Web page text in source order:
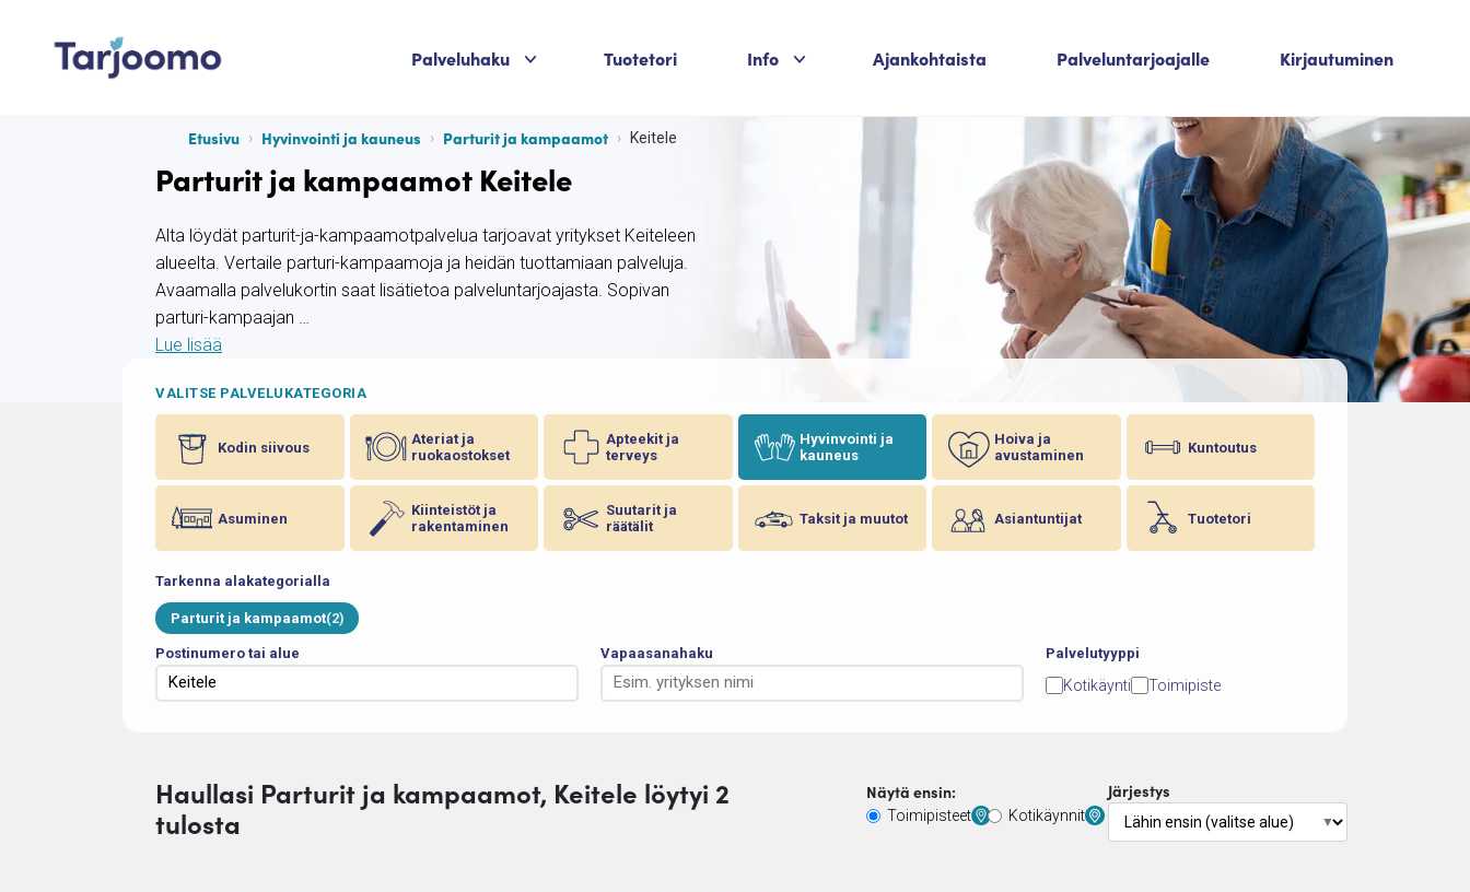
Palveluhaku Palvelukategoriat
Tuotetori Info Palvelukategoriat
Ajankohtaista Palveluntarjoajalle Kirjautuminen
Etusivu Hyvinvointi ja kauneus Parturit ja kampaamot Keitele
Parturit ja kampaamot Keitele
Alta löydät parturit-ja-kampaamotpalvelua tarjoavat yritykset Keiteleen
alueelta. Vertaile parturi-kampaamoja ja heidän tuottamiaan palveluja.
Avaamalla palvelukortin saat lisätietoa palveluntarjoajasta. Sopivan
parturi-kampaajan …
Lue lisää
VALITSE PALVELUKATEGORIA
Kodin siivous
Ateriat ja
ruokaostokset
Apteekit ja
terveys
Hyvinvointi ja
kauneus
Hoiva ja
avustaminen
Kuntoutus
Asuminen
Kiinteistöt ja
rakentaminen
Suutarit ja
räätälit
Taksit ja muutot Asiantuntijat Tuotetori
Tarkenna alakategorialla
Parturit ja kampaamot(2)
Postinumero tai alue Vapaasanahaku Palvelutyyppi
Kotikäynti Toimipiste
Haullasi Parturit ja kampaamot, Keitele löytyi 2
tulosta
Näytä ensin:
Toimipisteet Kotikäynnit
Järjestys
▼